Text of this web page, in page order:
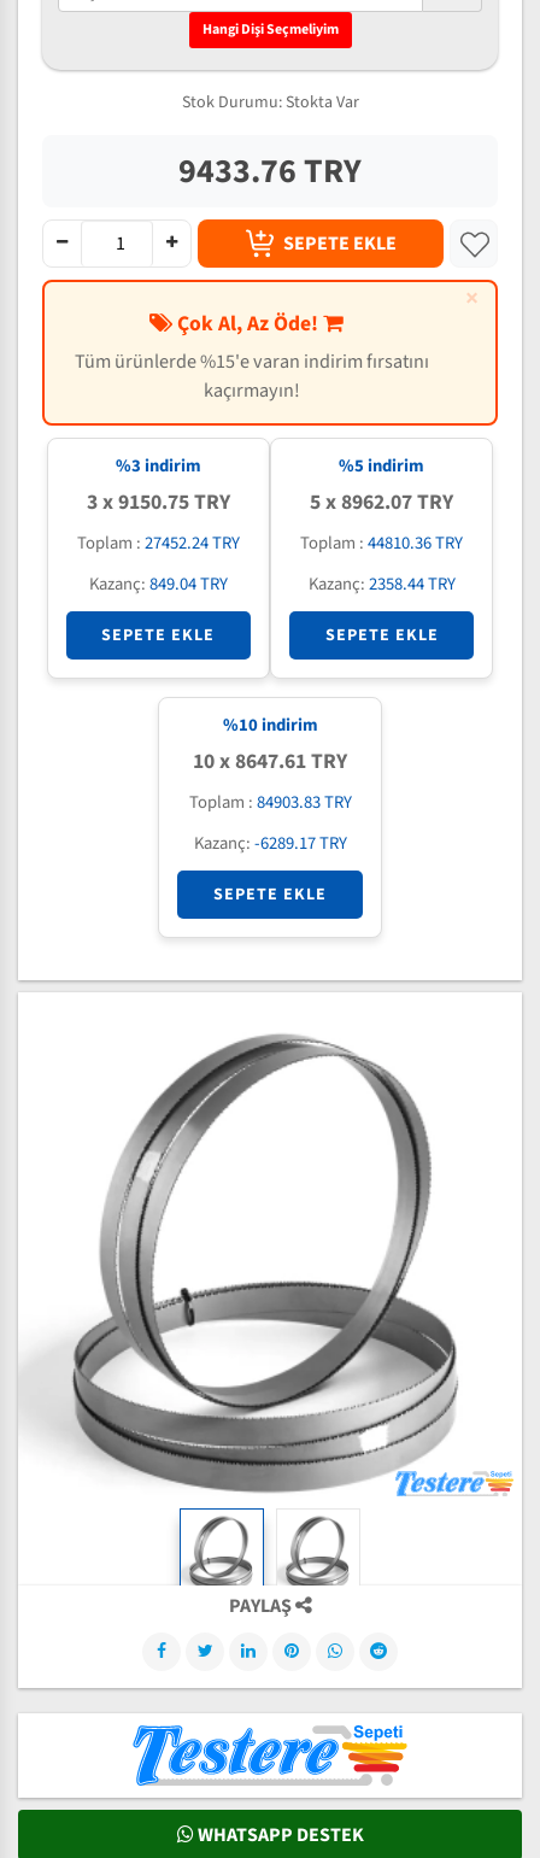
Hangi Dişi Seçmeliyim
Stok Durumu: Stokta Var
9433.76 TRY
SEPETE EKLE
×
Çok Al, Az Öde!
Tüm ürünlerde %15'e varan indirim fırsatını
kaçırmayın!
%3 indirim
3 x 9150.75 TRY
Toplam :27452.24 TRY
Kazanç:849.04 TRY
SEPETE EKLE
%5 indirim
5 x 8962.07 TRY
Toplam :44810.36 TRY
Kazanç:2358.44 TRY
SEPETE EKLE
%10indirim
10 x 8647.61 TRY
Toplam :84903.83 TRY
Kazanç:-6289.17 TRY
SEPETE EKLE
PAYLAŞ
WHATSAPP DESTEK